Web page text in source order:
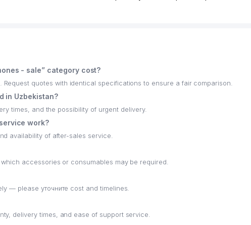
- sale” category cost?
quotes with identical specifications to ensure a fair comparison.
in Uzbekistan?
times, and the possibility of urgent delivery.
work?
availability of after-sales service.
accessories or consumables may be required.
— please уточните cost and timelines.
delivery times, and ease of support service.